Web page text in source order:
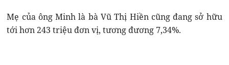
Mẹ của ông Minh là bà Vũ Thị Hiền cũng đang sở hữu
tới hơn 243 triệu đơn vị, tương đương 7,34%.